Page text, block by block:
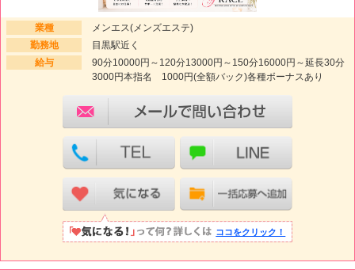
業種
メンエス(メンズエステ)
勤務地
目黒駅近く
給与
90分10000円～120分13000円～150分16000円～延長30分
3000円本指名 1000円(全額バック)各種ボーナスあり
ココをクリック！